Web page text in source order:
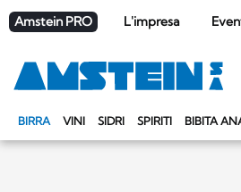
Amstein PRO L'impresa
BIRRA VINI SIDRI SPIRITI BIBITA